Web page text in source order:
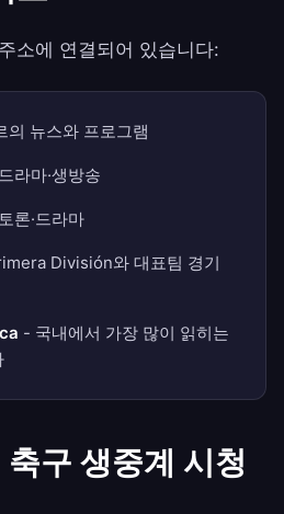
소에 연결되어 있습니다:
의 뉴스와 프로그램
라마·생방송
론·드라마
División와 대표팀 경기
- 국내에서 가장 많이 읽히는
구 생중계 시청